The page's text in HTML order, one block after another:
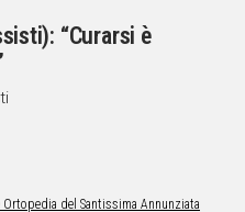
“Curarsi è